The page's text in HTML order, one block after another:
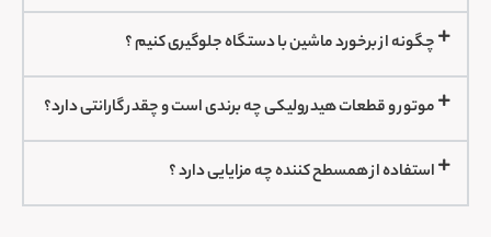
چگونه از برخورد ماشین با دستگاه جلوگیری کنیم ؟
موتور و قطعات هیدرولیکی چه برندی است و چقدر گارانتی دارد؟
استفاده از همسطح کننده چه مزایایی دارد ؟